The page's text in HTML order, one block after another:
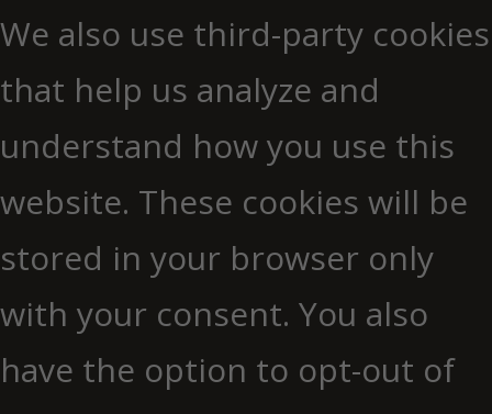
We also use third-party cookies
that help us analyze and
understand how you use this
website. These cookies will be
stored in your browser only
with your consent. You also
have the option to opt-out of